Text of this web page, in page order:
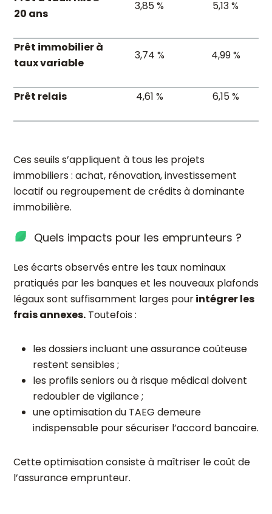
20 ans
3,85 % 5,13 %
Prêt immobilier à
taux variable
3,74 % 4,99 %
Prêt relais 4,61 % 6,15 %
Ces seuils s’appliquent à tous les projets
immobiliers : achat, rénovation, investissement
locatif ou regroupement de crédits à dominante
immobilière.
Quels impacts pour les emprunteurs ?
Les écarts observés entre les taux nominaux
pratiqués par les banques et les nouveaux plafonds
légaux sont suffisamment larges pourintégrer les
frais annexes. Toutefois :
les dossiers incluant une assurance coûteuse
restent sensibles ;
les profils seniors ou à risque médical doivent
redoubler de vigilance ;
une optimisation du TAEG demeure
indispensable pour sécuriser l’accord bancaire.
Cette optimisation consiste à maîtriser le coût de
l’assurance emprunteur.